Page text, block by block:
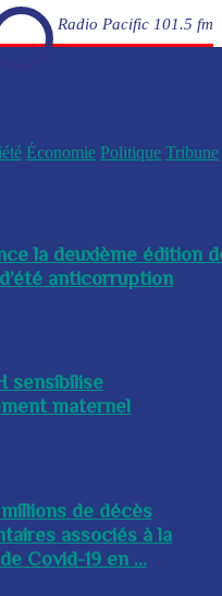
Radio Pacific 101.5 fm
Économie Politique Tribune
la deuxième édition
anticorruption
sensibilise
maternel
millions de décès
associés à la
Covid-19 en ...